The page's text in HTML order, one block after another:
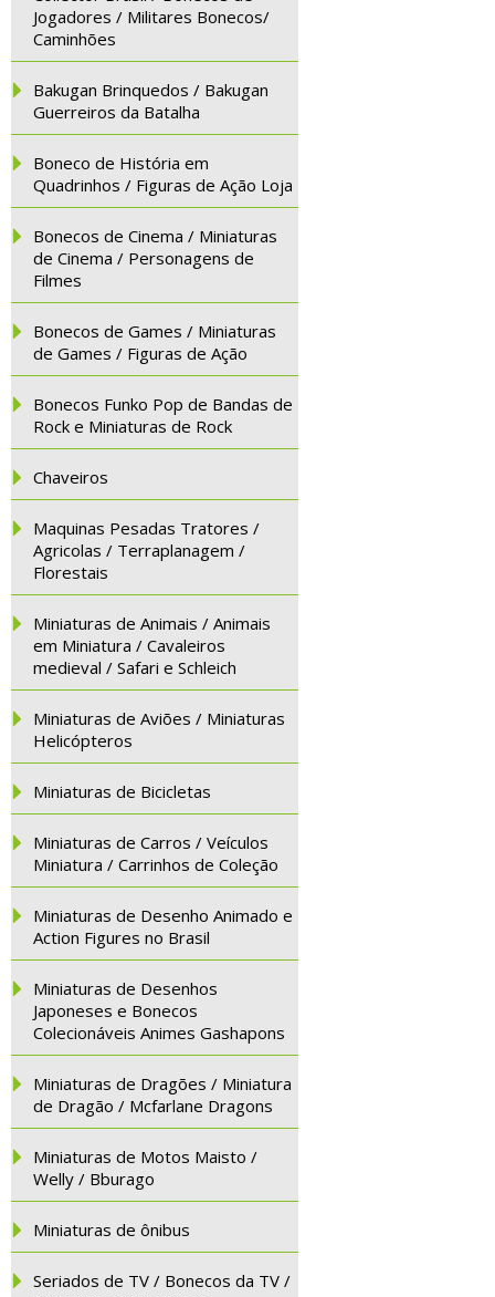
Jogadores / Militares Bonecos/
Caminhões
Bakugan Brinquedos / Bakugan
Guerreiros da Batalha
Boneco de História em
Quadrinhos / Figuras de Ação Loja
Bonecos de Cinema / Miniaturas
de Cinema / Personagens de
Filmes
Bonecos de Games / Miniaturas
de Games / Figuras de Ação
Bonecos Funko Pop de Bandas de
Rock e Miniaturas de Rock
Chaveiros
Maquinas Pesadas Tratores /
Agricolas / Terraplanagem /
Florestais
Miniaturas de Animais / Animais
em Miniatura / Cavaleiros
medieval / Safari e Schleich
Miniaturas de Aviões / Miniaturas
Helicópteros
Miniaturas de Bicicletas
Miniaturas de Carros / Veículos
Miniatura / Carrinhos de Coleção
Miniaturas de Desenho Animado e
Action Figures no Brasil
Miniaturas de Desenhos
Japoneses e Bonecos
Colecionáveis Animes Gashapons
Miniaturas de Dragões / Miniatura
de Dragão / Mcfarlane Dragons
Miniaturas de Motos Maisto /
Welly / Bburago
Miniaturas de ônibus
Seriados de TV / Bonecos da TV /